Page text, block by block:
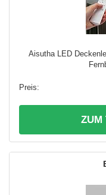
Aisutha LED
ZUM